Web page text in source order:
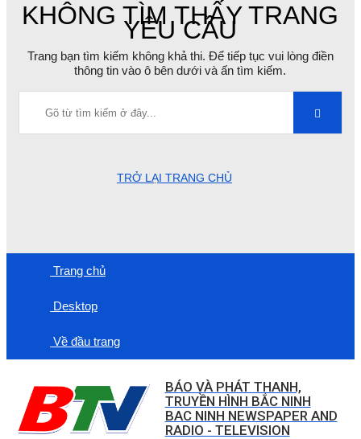
KHÔNG TÌM THẤY TRANG
YÊU CẦU
Trang bạn tìm kiếm không khả thi. Để tiếp tục vui lòng điền
thông tin vào ô bên dưới và ấn tìm kiếm.
TRỞ LẠI TRANG CHỦ
Trang chủ
Desktop
Về đầu trang
BÁO VÀ PHÁT THANH,
TRUYỀN HÌNH BẮC NINH
BAC NINH NEWSPAPER AND
RADIO - TELEVISION